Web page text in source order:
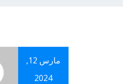
مارس 12,
2024